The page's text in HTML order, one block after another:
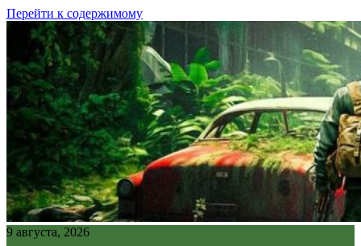
Перейти к содержимому
9 августа, 2026